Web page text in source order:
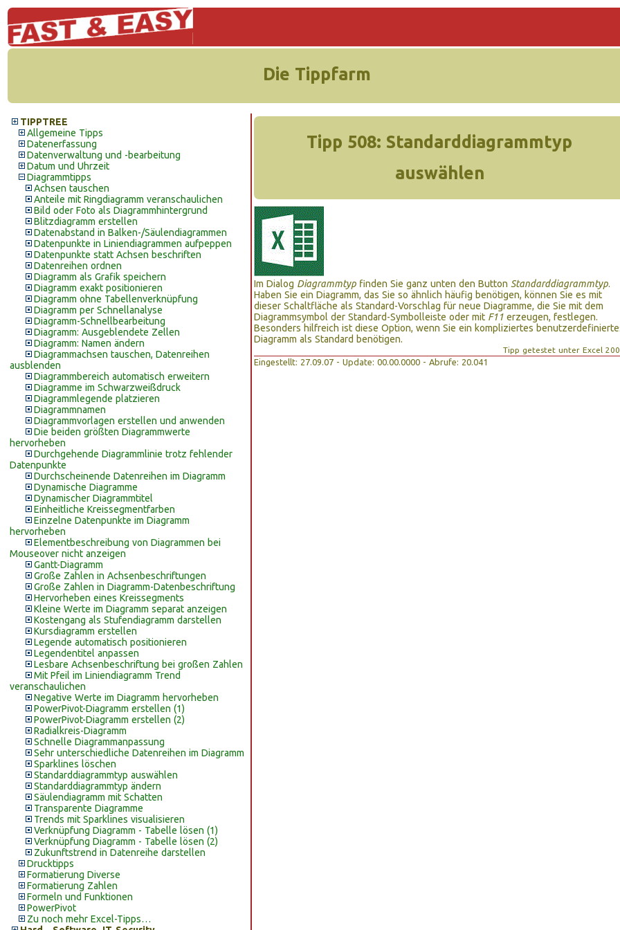
Die Tippfarm
TIPPTREE
Allgemeine Tipps
Datenerfassung
Datenverwaltung und -bearbeitung
Datum und Uhrzeit
Diagrammtipps
Achsen tauschen
Anteile mit Ringdiagramm veranschaulichen
Bild oder Foto als Diagrammhintergrund
Blitzdiagramm erstellen
Datenabstand in Balken-/Säulendiagrammen
Datenpunkte in Liniendiagrammen aufpeppen
Datenpunkte statt Achsen beschriften
Datenreihen ordnen
Diagramm als Grafik speichern
Diagramm exakt positionieren
Diagramm ohne Tabellenverknüpfung
Diagramm per Schnellanalyse
Diagramm-Schnellbearbeitung
Diagramm: Ausgeblendete Zellen
Diagramm: Namen ändern
Diagrammachsen tauschen, Datenreihen
ausblenden
Diagrammbereich automatisch erweitern
Diagramme im Schwarzweißdruck
Diagrammlegende platzieren
Diagrammnamen
Diagrammvorlagen erstellen und anwenden
Die beiden größten Diagrammwerte
hervorheben
Durchgehende Diagrammlinie trotz fehlender
Datenpunkte
Durchscheinende Datenreihen im Diagramm
Dynamische Diagramme
Dynamischer Diagrammtitel
Einheitliche Kreissegmentfarben
Einzelne Datenpunkte im Diagramm
hervorheben
Elementbeschreibung von Diagrammen bei
Mouseover nicht anzeigen
Gantt-Diagramm
Große Zahlen in Achsenbeschriftungen
Große Zahlen in Diagramm-Datenbeschriftung
Hervorheben eines Kreissegments
Kleine Werte im Diagramm separat anzeigen
Kostengang als Stufendiagramm darstellen
Kursdiagramm erstellen
Legende automatisch positionieren
Legendentitel anpassen
Lesbare Achsenbeschriftung bei großen Zahlen
Mit Pfeil im Liniendiagramm Trend
veranschaulichen
Negative Werte im Diagramm hervorheben
PowerPivot-Diagramm erstellen (1)
PowerPivot-Diagramm erstellen (2)
Radialkreis-Diagramm
Schnelle Diagrammanpassung
Sehr unterschiedliche Datenreihen im Diagramm
Sparklines löschen
Standarddiagrammtyp auswählen
Standarddiagrammtyp ändern
Säulendiagramm mit Schatten
Transparente Diagramme
Trends mit Sparklines visualisieren
Verknüpfung Diagramm - Tabelle lösen (1)
Verknüpfung Diagramm - Tabelle lösen (2)
Zukunftstrend in Datenreihe darstellen
Drucktipps
Formatierung Diverse
Formatierung Zahlen
Formeln und Funktionen
PowerPivot
Zu noch mehr Excel-Tipps…
Tipp 508: Standarddiagrammtyp
auswählen
Im Dialog Diagrammtyp finden Sie ganz unten den Button Standarddiagrammtyp.
Haben Sie ein Diagramm, das Sie so ähnlich häufig benötigen, können Sie es mit
dieser Schaltfläche als Standard-Vorschlag für neue Diagramme, die Sie mit dem
Diagrammsymbol der Standard-Symbolleiste oder mit F11 erzeugen, festlegen.
Besonders hilfreich ist diese Option, wenn Sie ein kompliziertes
Diagramm als Standard benötigen.
Tipp getestet unter Excel
Eingestellt: 27.09.07 - Update: 00.00.0000 - Abrufe: 20.041